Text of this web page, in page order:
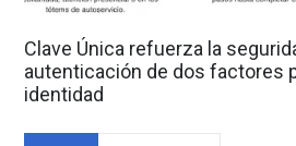
Clave Única refuerza la
autenticación de dos factores
identidad